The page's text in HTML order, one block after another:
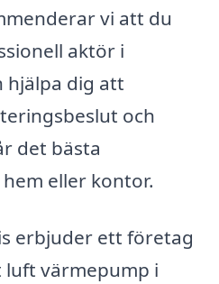
vi att du
aktör i
hjälpa dig att
och
det bästa
eller kontor.
erbjuder ett företag
luft värmepump i